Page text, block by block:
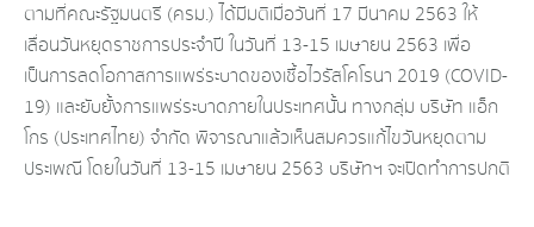
ตามที่คณะรัฐมนตรี (ครม.) ได้มีมติเมื่อวันที่ 17 มีนาคม 2563 ให้
เลื่อนวันหยุดราชการประจำปี ในวันที่ 13-15 เมษายน 2563 เพื่อ
เป็นการลดโอกาสการแพร่ระบาดของเชื้อไวรัสโคโรนา 2019 (COVID-
19) และยับยั้งการแพร่ระบาดภายในประเทศนั้น ทางกลุ่ม บริษัท แอ็ก
โกร (ประเทศไทย) จำกัด พิจารณาแล้วเห็นสมควรแก้ไขวันหยุดตาม
ประเพณี โดยในวันที่ 13-15 เมษายน 2563 บริษัทฯ จะเปิดทำการปกติ